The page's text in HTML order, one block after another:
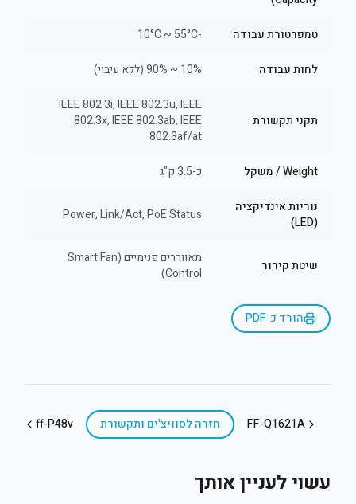
טמפרטורת עבודה -10°C ~ 55°C
לחות עבודה 10% ~ 90% (ללא עיבוי)
תקני תקשורת
IEEE 802.3i, IEEE 802.3u, IEEE
802.3x, IEEE 802.3ab, IEEE
802.3af/at
Weight / משקל כ-3.5 ק"ג
נוריות אינדיקציה
(LED)
Power, Link/Act, PoE Status
שיטת קירור
מאווררים פנימיים (Smart Fan
Control)
הורד כ-PDF
FF-Q1621A חזרה לסוויצ'ים ותקשורת ff-P48v
עשוי לעניין אותך